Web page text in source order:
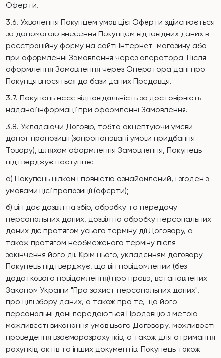
Оферти.
3.6. Ухвалення Покупцем умов цієї Оферти здійснюється
за допомогою внесення Покупцем відповідних даних в
реєстраційну форму на сайті Інтернет-магазину або
при оформленні Замовлення через оператора. Після
оформлення Замовлення через Оператора дані про
Покупця вносяться до бази даних Продавця.
3.7. Покупець несе відповідальність за достовірність
наданої інформації при оформленні Замовлення.
3.8. Укладаючи Договір, тобто акцептуючи умови
даної пропозиції (запропоновані умови придбання
Товару), шляхом оформлення Замовлення, Покупець
підтверджує наступне:
а) Покупець цілком і повністю ознайомлений, і згоден з
умовами цієї пропозиції (оферти);
б) він дає дозвіл на збір, обробку та передачу
персональних даних, дозвіл на обробку персональних
даних діє протягом усього терміну дії Договору, а
також протягом необмеженого терміну після
закінчення його дії. Крім цього, укладенням договору
Покупець підтверджує, що він повідомлений (без
додаткового повідомлення) про права, встановлених
Законом України "Про захист персональних даних",
про цілі збору даних, а також про те, що його
персональні дані передаються Продавцю з метою
можливості виконання умов цього Договору, можливості
проведення взаєморозрахунків, а також для отримання
рахунків, актів та інших документів. Покупець також